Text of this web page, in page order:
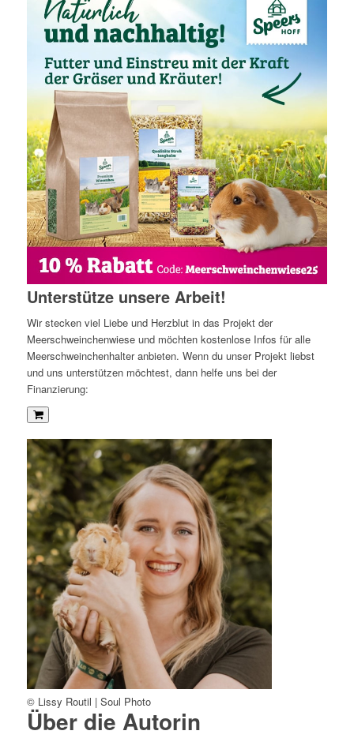
Unterstütze unsere Arbeit!
Wir stecken viel Liebe und Herzblut in das Projekt der
Meerschweinchenwiese und möchten kostenlose Infos für alle
Meerschweinchenhalter anbieten. Wenn du unser Projekt liebst
und uns unterstützen möchtest, dann helfe uns bei der
Finanzierung:
© Lissy Routil | Soul Photo
Über die Autorin